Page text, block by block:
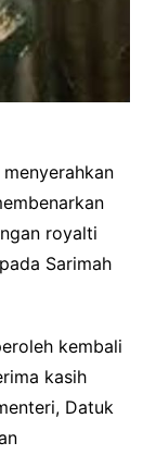
royalti
Sarimah
kembali
kasih
Datuk